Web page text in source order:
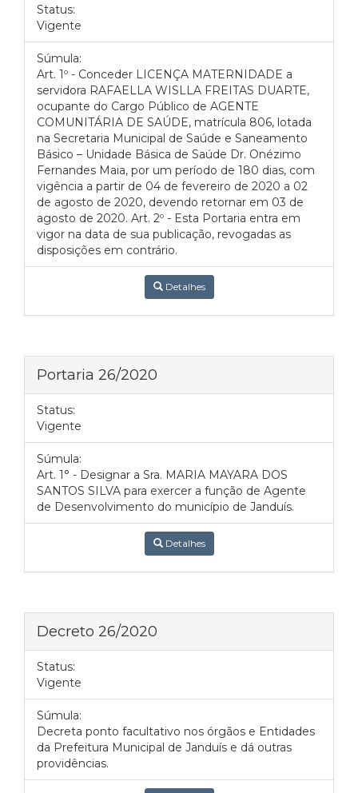
Status:
Vigente
Súmula:
Art. 1º - Conceder LICENÇA MATERNIDADE a
servidora RAFAELLA WISLLA FREITAS DUARTE,
ocupante do Cargo Público de AGENTE
COMUNITÁRIA DE SAÚDE, matrícula 806, lotada
na Secretaria Municipal de Saúde e Saneamento
Básico – Unidade Básica de Saúde Dr. Onézimo
Fernandes Maia, por um período de 180 dias, com
vigência a partir de 04 de fevereiro de 2020 a 02
de agosto de 2020, devendo retornar em 03 de
agosto de 2020. Art. 2º - Esta Portaria entra em
vigor na data de sua publicação, revogadas as
disposições em contrário.
Detalhes
Portaria 26/2020
Status:
Vigente
Súmula:
Art. 1° - Designar a Sra. MARIA MAYARA DOS
SANTOS SILVA para exercer a função de Agente
de Desenvolvimento do município de Janduís.
Detalhes
Decreto 26/2020
Status:
Vigente
Súmula:
Decreta ponto facultativo nos órgãos e Entidades
da Prefeitura Municipal de Janduís e dá outras
providências.